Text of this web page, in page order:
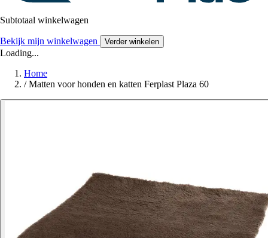
Subtotaal winkelwagen
Bekijk mijn winkelwagen Verder winkelen
Loading...
Home
/ Matten voor honden en katten Ferplast Plaza 60